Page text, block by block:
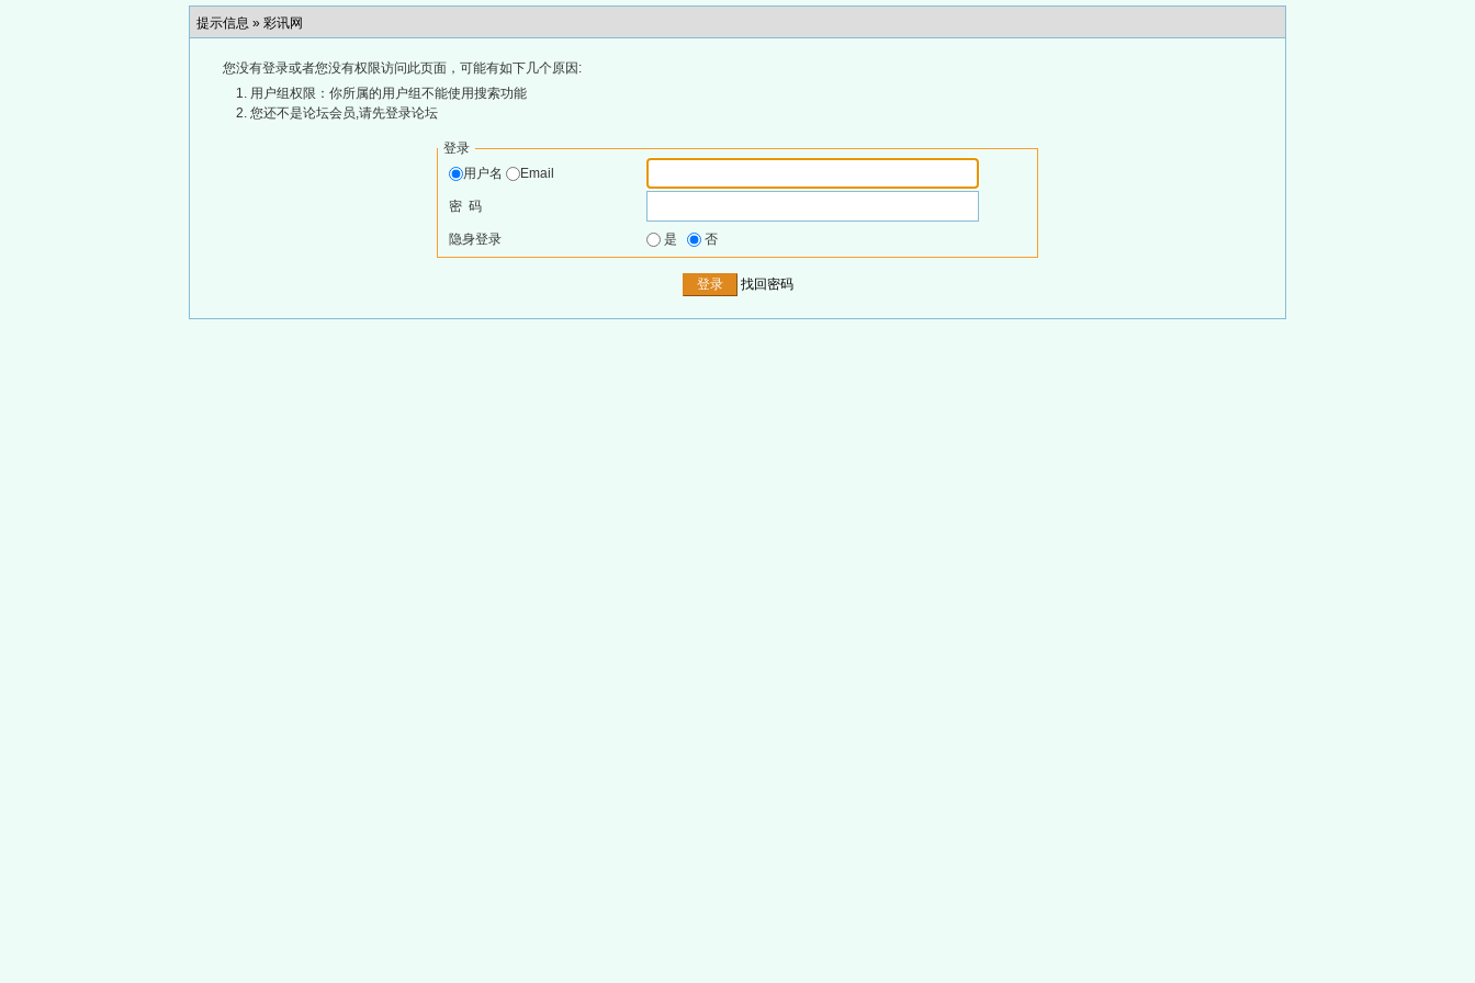
提示信息 » 彩讯网
您没有登录或者您没有权限访问此页面，可能有如下几个原因:
用户组权限：你所属的用户组不能使用搜索功能
您还不是论坛会员,请先登录论坛
登录
用户名
Email
密 码
隐身登录 是 否
找回密码